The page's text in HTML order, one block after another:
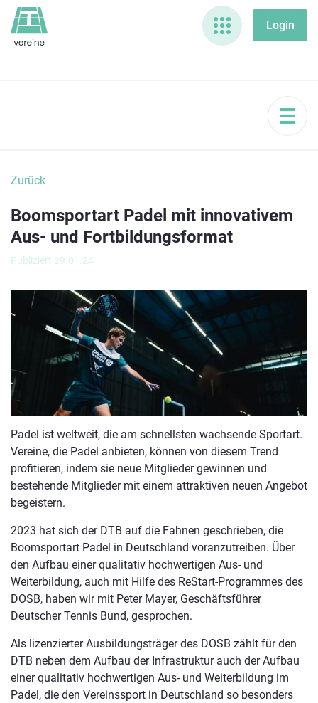
Zurück
Boomsportart Padel mit innovativem
Aus- und Fortbildungsformat
Publiziert 29.01.24
Padel ist weltweit, die am schnellsten wachsende Sportart.
Vereine, die Padel anbieten, können von diesem Trend
profitieren, indem sie neue Mitglieder gewinnen und
bestehende Mitglieder mit einem attraktiven neuen Angebot
begeistern.
2023 hat sich der DTB auf die Fahnen geschrieben, die
Boomsportart Padel in Deutschland voranzutreiben. Über
den Aufbau einer qualitativ hochwertigen Aus- und
Weiterbildung, auch mit Hilfe des ReStart-Programmes des
DOSB, haben wir mit Peter Mayer, Geschäftsführer
Deutscher Tennis Bund, gesprochen.
Als lizenzierter Ausbildungsträger des DOSB zählt für den
DTB neben dem Aufbau der Infrastruktur auch der Aufbau
einer qualitativ hochwertigen Aus- und Weiterbildung im
Padel, die den Vereinssport in Deutschland so besonders